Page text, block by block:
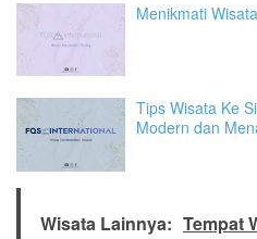
Menikmati
Tips Wisata Ke
Modern dan
Wisata Lainnya: Tempat